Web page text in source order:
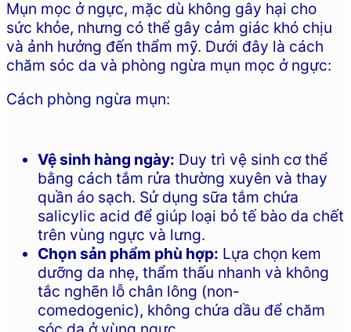
Mụn mọc ở ngực, mặc dù không gây hại cho
sức khỏe, nhưng có thể gây cảm giác khó chịu
và ảnh hưởng đến thẩm mỹ. Dưới đây là cách
chăm sóc da và phòng ngừa mụn mọc ở ngực:
Cách phòng ngừa mụn:
Vệ sinh hàng ngày: Duy trì vệ sinh cơ thể
bằng cách tắm rửa thường xuyên và thay
quần áo sạch. Sử dụng sữa tắm chứa
salicylic acid để giúp loại bỏ tế bào da chết
trên vùng ngực và lưng.
Chọn sản phẩm phù hợp: Lựa chọn kem
dưỡng da nhẹ, thẩm thấu nhanh và không
tắc nghẽn lỗ chân lông (non-
comedogenic), không chứa dầu để chăm